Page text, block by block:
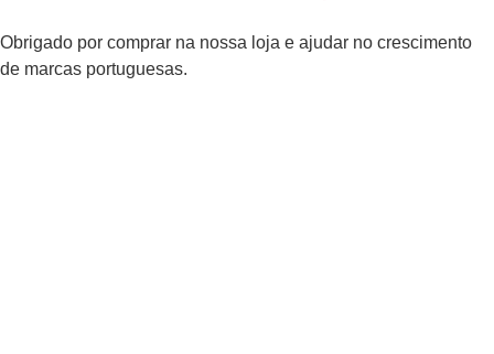
Obrigado por comprar na nossa loja e ajudar no crescimento
de marcas portuguesas.